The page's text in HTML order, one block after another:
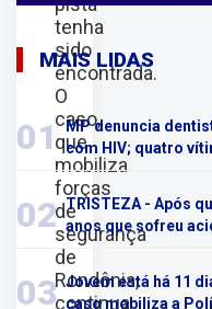
tenha
sido
encontrada.
O
caso,
que
mobiliza
forças
de
segurança
de
Rondônia,
continua
MAIS LIDAS
01
MP denuncia
com HIV; quatro
02 TRISTEZA - Após
anos que sofreu
03 Jovem está há 11
caso mobiliza a